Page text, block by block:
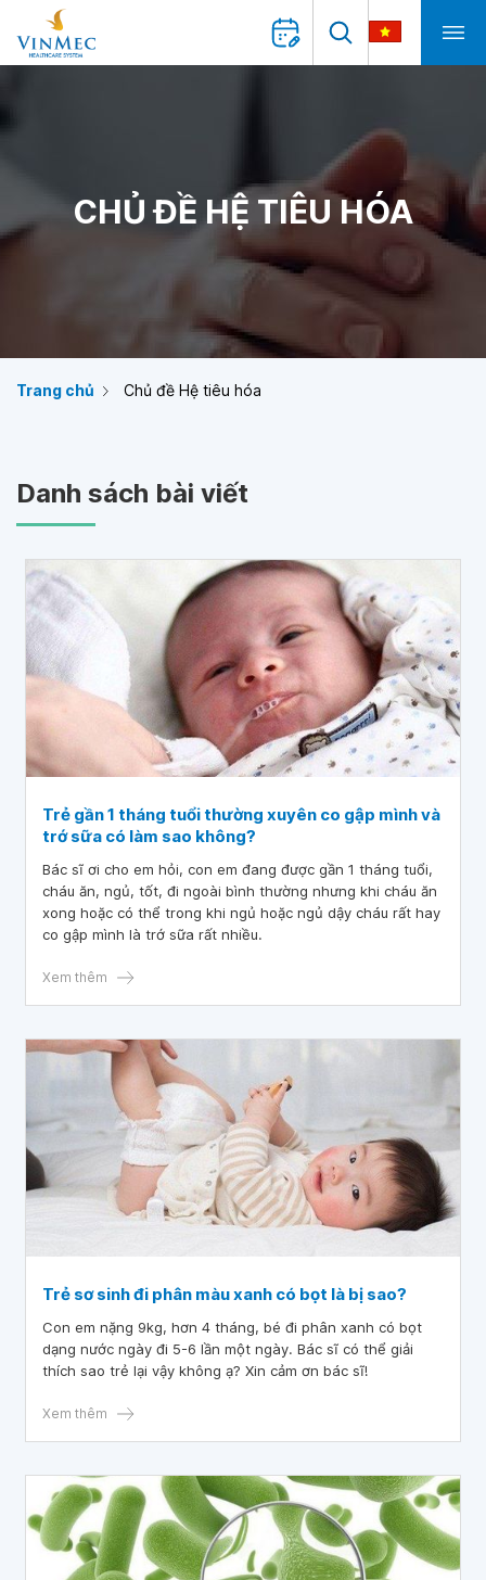
CHỦ ĐỀ HỆ TIÊU HÓA
Trang chủ Chủ đề Hệ tiêu hóa
Danh sách bài viết
Trẻ gần 1 tháng tuổi thường xuyên co gập mình và
trớ sữa có làm sao không?
Bác sĩ ơi cho em hỏi, con em đang được gần 1 tháng tuổi,
cháu ăn, ngủ, tốt, đi ngoài bình thường nhưng khi cháu ăn
xong hoặc có thể trong khi ngủ hoặc ngủ dậy cháu rất hay
co gập mình là trớ sữa rất nhiều.
Xem thêm
Trẻ sơ sinh đi phân màu xanh có bọt là bị sao?
Con em nặng 9kg, hơn 4 tháng, bé đi phân xanh có bọt
dạng nước ngày đi 5-6 lần một ngày. Bác sĩ có thể giải
thích sao trẻ lại vậy không ạ? Xin cảm ơn bác sĩ!
Xem thêm